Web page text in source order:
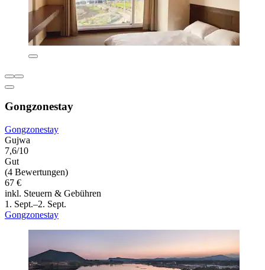
Gongzonestay
Gongzonestay
Gujwa
7,6/10
Gut
(4 Bewertungen)
67 €
inkl. Steuern & Gebühren
1. Sept.–2. Sept.
Gongzonestay